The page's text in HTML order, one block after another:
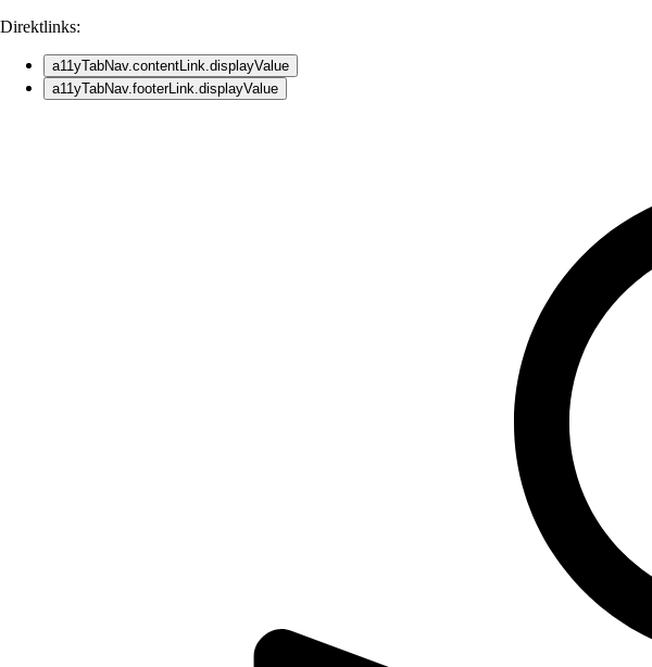
Direktlinks:
a11yTabNav.contentLink.displayValue
a11yTabNav.footerLink.displayValue